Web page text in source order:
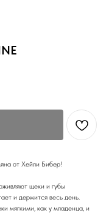
от Хeйли Бибер!
щеки и губы
и держится весь день.
мягкими, как у младенца, и